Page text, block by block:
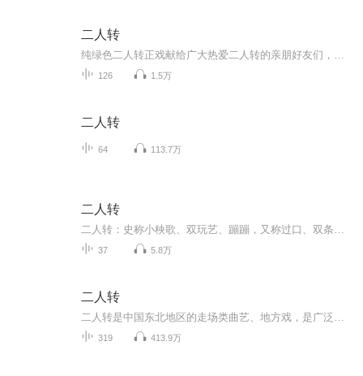
二人转
126 1.5万
二人转
64 113.7万
二人转
37 5.8万
二人转
319 413.9万